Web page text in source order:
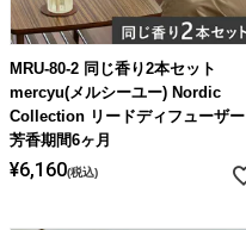
MRU-80-2 同じ香り2本セット
mercyu(メルシーユー) Nordic
Collection リードディフューザー
芳香期間6ヶ月
¥6,160 税込